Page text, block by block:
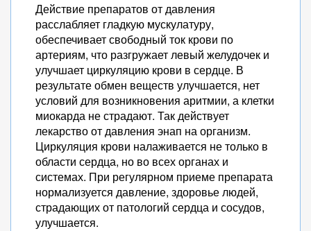
Действие препаратов от давления
расслабляет гладкую мускулатуру,
обеспечивает свободный ток крови по
артериям, что разгружает левый желудочек и
улучшает циркуляцию крови в сердце. В
результате обмен веществ улучшается, нет
условий для возникновения аритмии, а клетки
миокарда не страдают. Так действует
лекарство от давления энап на организм.
Циркуляция крови налаживается не только в
области сердца, но во всех органах и
системах. При регулярном приеме препарата
нормализуется давление, здоровье людей,
страдающих от патологий сердца и сосудов,
улучшается.